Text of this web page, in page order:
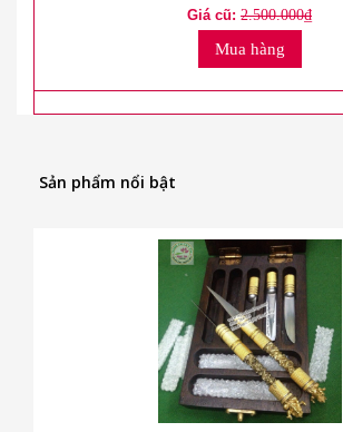
Giá cũ: 2.500.000₫
Mua hàng
Sản phẩm nổi bật